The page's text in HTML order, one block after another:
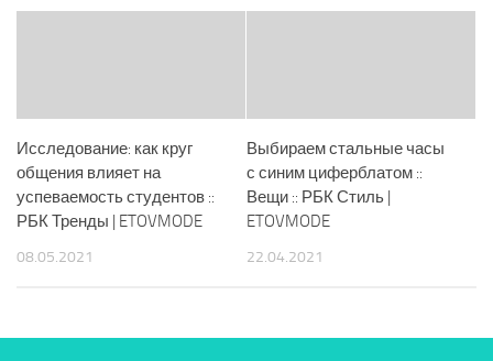
Исследование: как круг
общения влияет на
успеваемость студентов ::
РБК Тренды | ETOVMODE
08.05.2021
Выбираем стальные часы
с синим циферблатом ::
Вещи :: РБК Стиль |
ETOVMODE
22.04.2021